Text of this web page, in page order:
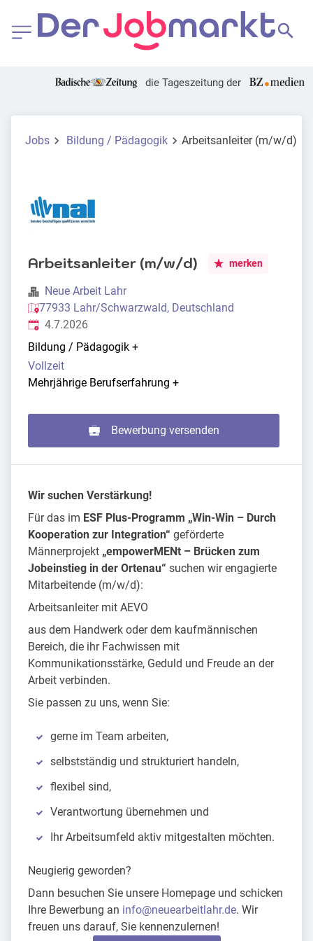
die Tageszeitung der
Jobs Bildung / Pädagogik Arbeitsanleiter (m/w/d)
Arbeitsanleiter (m/w/d) merken
Neue Arbeit Lahr
77933 Lahr/Schwarzwald, Deutschland
Veröffentlicht
4.7.2026
Bildung / Pädagogik +
Vollzeit
Mehrjährige Berufserfahrung +
Bewerbung versenden
Wir suchen Verstärkung!
Für das im ESF Plus-Programm „Win-Win – Durch
Kooperation zur Integration“ geförderte
Männerprojekt „empowerMENt – Brücken zum
Jobeinstieg in der Ortenau“ suchen wir engagierte
Mitarbeitende (m/w/d):
Arbeitsanleiter mit AEVO
aus dem Handwerk oder dem kaufmännischen
Bereich, die ihr Fachwissen mit
Kommunikationsstärke, Geduld und Freude an der
Arbeit verbinden.
Sie passen zu uns, wenn Sie:
gerne im Team arbeiten,
selbstständig und strukturiert handeln,
flexibel sind,
Verantwortung übernehmen und
Ihr Arbeitsumfeld aktiv mitgestalten möchten.
Neugierig geworden?
Dann besuchen Sie unsere Homepage und schicken
Ihre Bewerbung an info@neuearbeitlahr.de. Wir
freuen uns darauf, Sie kennenzulernen!